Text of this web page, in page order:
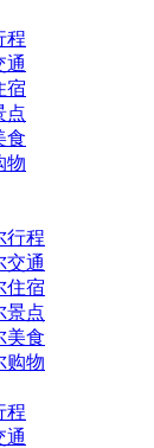
程
通
宿
点
食
物
行程
交通
住宿
景点
美食
购物
程
通